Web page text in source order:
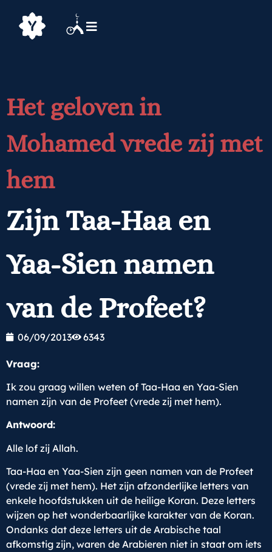
Het geloven in
Mohamed vrede zij met
hem
Zijn Taa-Haa en
Yaa-Sien namen
van de Profeet?
06/09/2013 6343
Vraag:
Ik zou graag willen weten of Taa-Haa en Yaa-Sien
namen zijn van de Profeet (vrede zij met hem).
Antwoord:
Alle lof zij Allah.
Taa-Haa en Yaa-Sien zijn geen namen van de Profeet
(vrede zij met hem). Het zijn afzonderlijke letters van
enkele hoofdstukken uit de heilige Koran. Deze letters
wijzen op het wonderbaarlijke karakter van de Koran.
Ondanks dat deze letters uit de Arabische taal
afkomstig zijn, waren de Arabieren niet in staat om iets